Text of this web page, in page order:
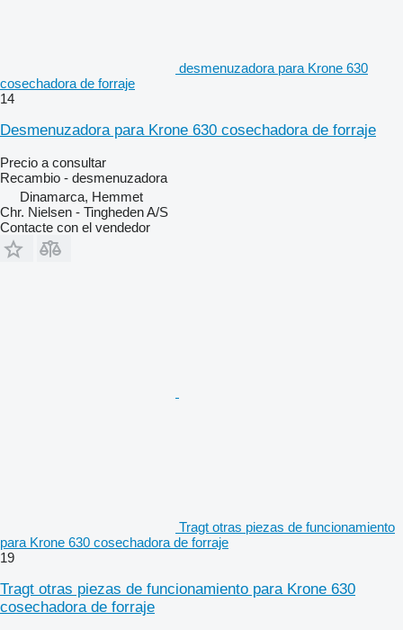
desmenuzadora para Krone 630
cosechadora de forraje
14
Desmenuzadora para Krone 630 cosechadora de forraje
Precio a consultar
Recambio - desmenuzadora
Dinamarca, Hemmet
Chr. Nielsen - Tingheden A/S
Contacte con el vendedor
Tragt otras piezas de funcionamiento
para Krone 630 cosechadora de forraje
19
Tragt otras piezas de funcionamiento para Krone 630
cosechadora de forraje